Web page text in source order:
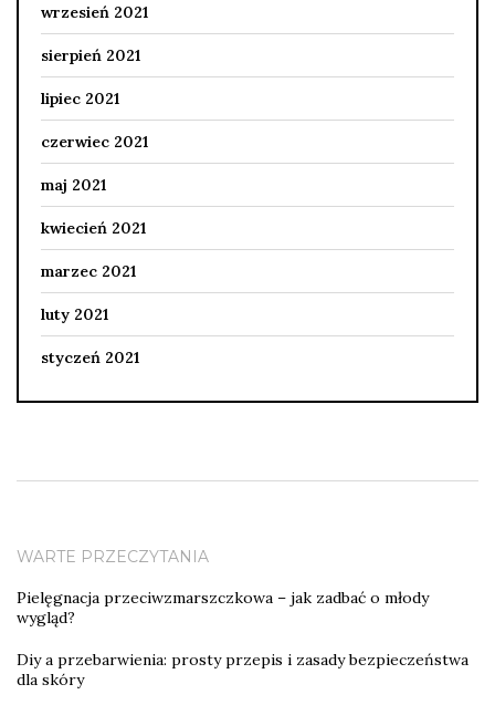
wrzesień 2021
sierpień 2021
lipiec 2021
czerwiec 2021
maj 2021
kwiecień 2021
marzec 2021
luty 2021
styczeń 2021
WARTE PRZECZYTANIA
Pielęgnacja przeciwzmarszczkowa – jak zadbać o młody
wygląd?
Diy a przebarwienia: prosty przepis i zasady bezpieczeństwa
dla skóry